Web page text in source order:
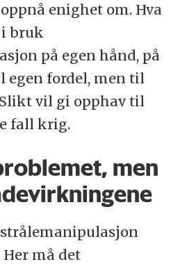
enighet om. Hva
i bruk
på egen hånd, på
egen fordel, men til
vil gi opphav til
fall krig.
men
må det